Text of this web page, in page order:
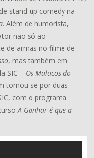
stand-up comedy na
. Além de humorista,
não só ao
de armas no filme de
, mas também em
SIC – Os Malucos do
tornou-se por duas
com o programa
A Ganhar é que a